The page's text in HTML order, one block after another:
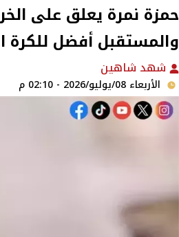
حمزة نمرة يعلق على
والمستقبل أفضل للكرة
شهد شاهين
الأربعاء 08/يوليو/2026 - 02:10 م